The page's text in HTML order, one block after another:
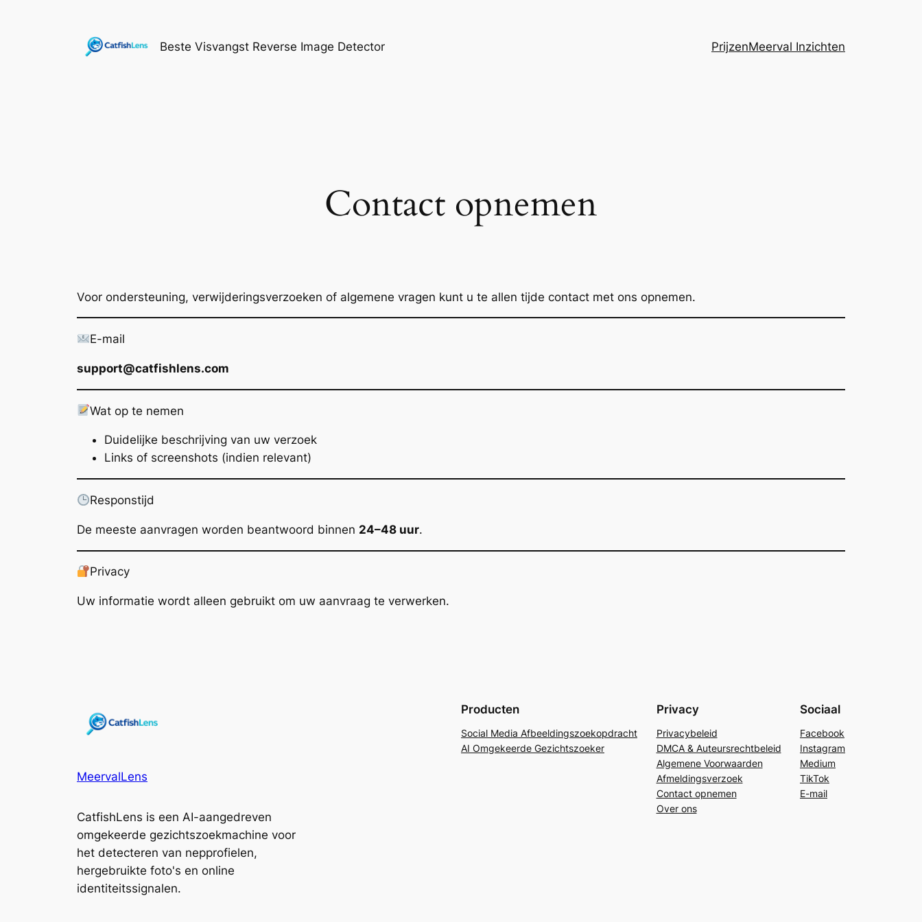
Beste Visvangst Reverse Image Detector PrijzenMeerval Inzichten
Contact opnemen
Voor ondersteuning, verwijderingsverzoeken of algemene vragen kunt u te allen tijde contact met ons opnemen.
E-mail
support@catfishlens.com
Wat op te nemen
Duidelijke beschrijving van uw verzoek
Links of screenshots (indien relevant)
Responstijd
De meeste aanvragen worden beantwoord binnen 24–48 uur.
Privacy
Uw informatie wordt alleen gebruikt om uw aanvraag te verwerken.
MeervalLens
CatfishLens is een AI-aangedreven
omgekeerde gezichtszoekmachine voor
het detecteren van nepprofielen,
hergebruikte foto's en online
identiteitssignalen.
Producten
Social Media Afbeeldingszoekopdracht
AI Omgekeerde Gezichtszoeker
Privacy
Privacybeleid
DMCA & Auteursrechtbeleid
Algemene Voorwaarden
Afmeldingsverzoek
Contact opnemen
Over ons
Sociaal
Facebook
Instagram
Medium
TikTok
E-mail